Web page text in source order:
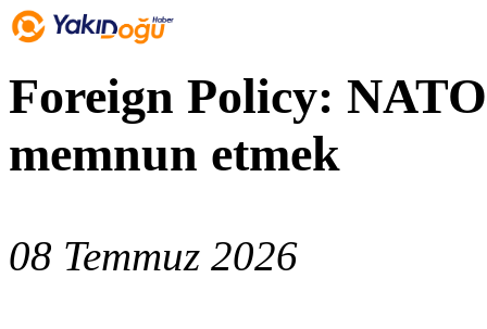
Foreign Policy:
memnun etmek
08 Temmuz 2026